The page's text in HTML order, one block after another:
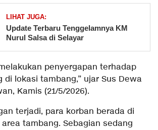
LIHAT JUGA:
Update Terbaru Tenggelamnya KM
Nurul Salsa di Selayar
penyergapan terhadap
di lokasi tambang,” ujar Sus Dewa
Kamis (21/5/2026).
terjadi, para korban berada di
tambang. Sebagian sedang